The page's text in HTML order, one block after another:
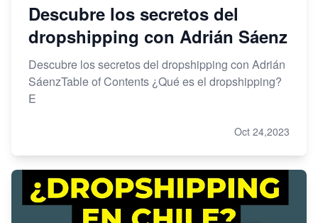
Descubre los secretos del
dropshipping con Adrián Sáenz
Descubre los secretos del dropshipping con Adrián
SáenzTable of Contents ¿Qué es el dropshipping?
E
Oct 24,2023